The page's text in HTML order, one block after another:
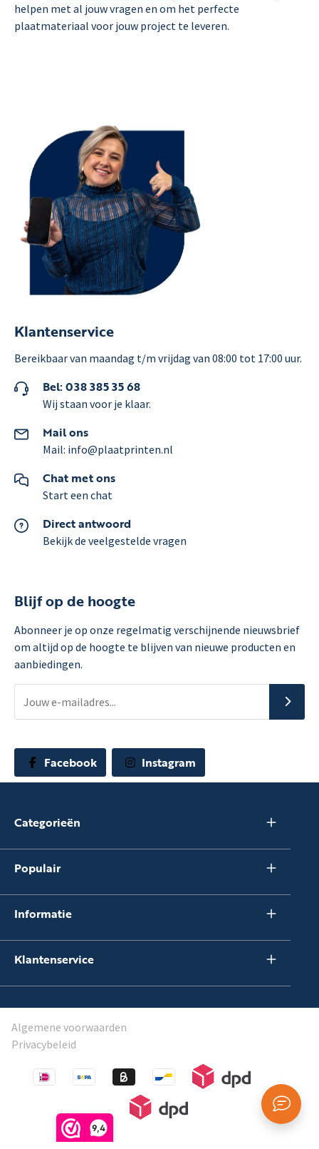
9,4
helpen met al jouw vragen en om het perfecte
plaatmateriaal voor jouw project te leveren.
Klantenservice
Bereikbaar van maandag t/m vrijdag van 08:00 tot 17:00 uur.
Bel: 038 385 35 68
Wij staan voor je klaar.
Mail ons
Mail: info@plaatprinten.nl
Chat met ons
Start een chat
Direct antwoord
Bekijk de veelgestelde vragen
Blijf op de hoogte
Abonneer je op onze regelmatig verschijnende nieuwsbrief
om altijd op de hoogte te blijven van nieuwe producten en
aanbiedingen.
Facebook Instagram
Categorieën
Populair
Informatie
Klantenservice
Algemene voorwaarden
Privacybeleid